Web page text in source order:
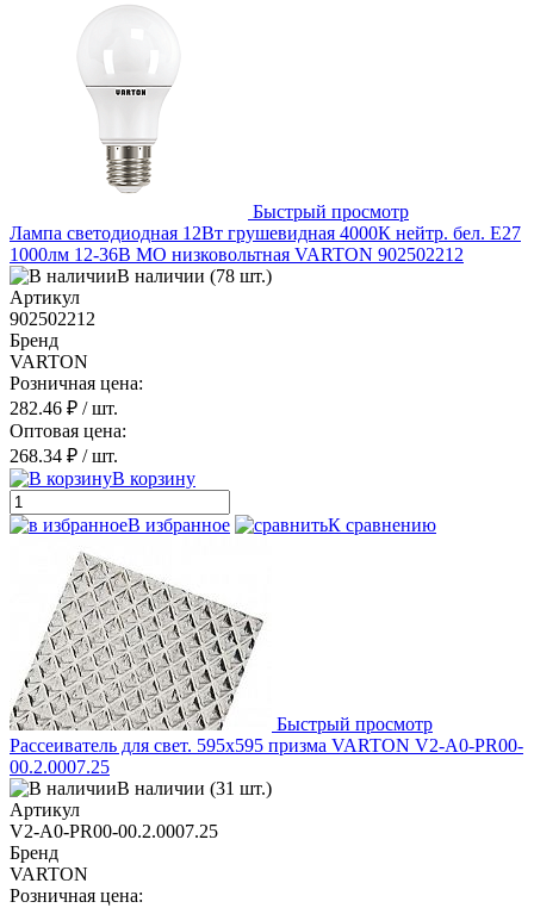
Быстрый просмотр
Лампа светодиодная 12Вт грушевидная 4000К нейтр. бел. E27
1000лм 12-36В МО низковольтная VARTON 902502212
В наличии (78 шт.)
Артикул
902502212
Бренд
VARTON
Розничная цена:
282.46 ₽ / шт.
Оптовая цена:
268.34 ₽ / шт.
В корзину
В избранное К сравнению
Быстрый просмотр
Рассеиватель для свет. 595х595 призма VARTON V2-A0-PR00-
00.2.0007.25
В наличии (31 шт.)
Артикул
V2-A0-PR00-00.2.0007.25
Бренд
VARTON
Розничная цена: